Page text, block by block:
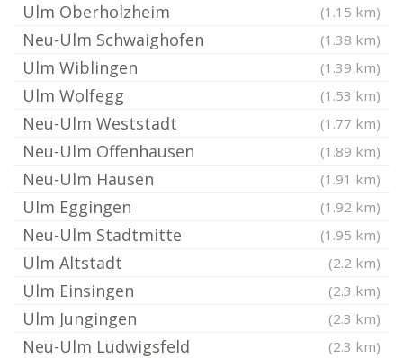
Ulm Oberholzheim (1.15 km)
Neu-Ulm Schwaighofen (1.38 km)
Ulm Wiblingen (1.39 km)
Ulm Wolfegg (1.53 km)
Neu-Ulm Weststadt (1.77 km)
Neu-Ulm Offenhausen (1.89 km)
Neu-Ulm Hausen (1.91 km)
Ulm Eggingen (1.92 km)
Neu-Ulm Stadtmitte (1.95 km)
Ulm Altstadt (2.2 km)
Ulm Einsingen (2.3 km)
Ulm Jungingen (2.3 km)
Neu-Ulm Ludwigsfeld (2.3 km)